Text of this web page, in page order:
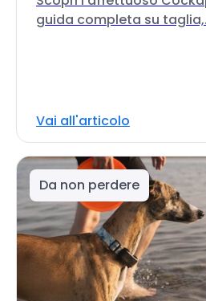
guida completa su
Vai all'articolo
Da non perdere